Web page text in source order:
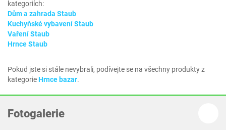
kategoriích:
Dům a zahrada Staub
Kuchyňské vybavení Staub
Vaření Staub
Hrnce Staub
Pokud jste si stále nevybrali, podívejte se na všechny produkty z
kategorieHrnce bazar.
Fotogalerie